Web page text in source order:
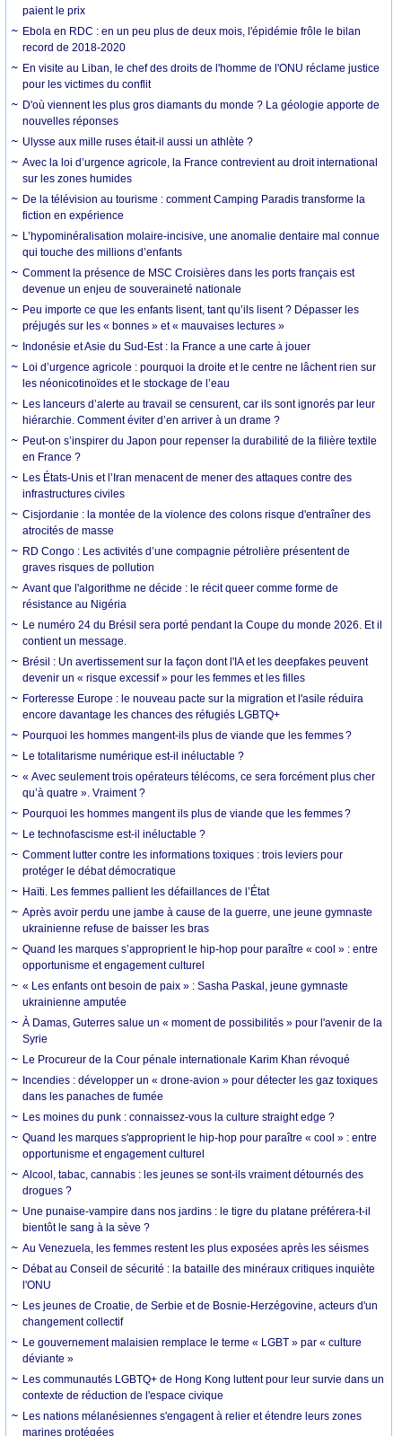
paient le prix
Ebola en RDC : en un peu plus de deux mois, l'épidémie frôle le bilan
record de 2018-2020
En visite au Liban, le chef des droits de l'homme de l'ONU réclame justice
pour les victimes du conflit
D'où viennent les plus gros diamants du monde ? La géologie apporte de
nouvelles réponses
Ulysse aux mille ruses était-il aussi un athlète ?
Avec la loi d’urgence agricole, la France contrevient au droit international
sur les zones humides
De la télévision au tourisme : comment Camping Paradis transforme la
fiction en expérience
L’hypominéralisation molaire-incisive, une anomalie dentaire mal connue
qui touche des millions d’enfants
Comment la présence de MSC Croisières dans les ports français est
devenue un enjeu de souveraineté nationale
Peu importe ce que les enfants lisent, tant qu’ils lisent ? Dépasser les
préjugés sur les « bonnes » et « mauvaises lectures »
Indonésie et Asie du Sud-Est : la France a une carte à jouer
Loi d’urgence agricole : pourquoi la droite et le centre ne lâchent rien sur
les néonicotinoïdes et le stockage de l’eau
Les lanceurs d’alerte au travail se censurent, car ils sont ignorés par leur
hiérarchie. Comment éviter d’en arriver à un drame ?
Peut-on s’inspirer du Japon pour repenser la durabilité de la filière textile
en France ?
Les États-Unis et l’Iran menacent de mener des attaques contre des
infrastructures civiles
Cisjordanie : la montée de la violence des colons risque d'entraîner des
atrocités de masse
RD Congo : Les activités d’une compagnie pétrolière présentent de
graves risques de pollution
Avant que l'algorithme ne décide : le récit queer comme forme de
résistance au Nigéria
Le numéro 24 du Brésil sera porté pendant la Coupe du monde 2026. Et il
contient un message.
Brésil : Un avertissement sur la façon dont l'IA et les deepfakes peuvent
devenir un « risque excessif » pour les femmes et les filles
Forteresse Europe : le nouveau pacte sur la migration et l'asile réduira
encore davantage les chances des réfugiés LGBTQ+
Pourquoi les hommes mangent-ils plus de viande que les femmes ?
Le totalitarisme numérique est-il inéluctable ?
« Avec seulement trois opérateurs télécoms, ce sera forcément plus cher
qu’à quatre ». Vraiment ?
Pourquoi les hommes mangent ils plus de viande que les femmes ?
Le technofascisme est-il inéluctable ?
Comment lutter contre les informations toxiques : trois leviers pour
protéger le débat démocratique
Haïti. Les femmes pallient les défaillances de l’État
Après avoir perdu une jambe à cause de la guerre, une jeune gymnaste
ukrainienne refuse de baisser les bras
Quand les marques s’approprient le hip-hop pour paraître « cool » : entre
opportunisme et engagement culturel
« Les enfants ont besoin de paix » : Sasha Paskal, jeune gymnaste
ukrainienne amputée
À Damas, Guterres salue un « moment de possibilités » pour l'avenir de la
Syrie
Le Procureur de la Cour pénale internationale Karim Khan révoqué
Incendies : développer un « drone-avion » pour détecter les gaz toxiques
dans les panaches de fumée
Les moines du punk : connaissez-vous la culture straight edge ?
Quand les marques s'approprient le hip-hop pour paraître « cool » : entre
opportunisme et engagement culturel
Alcool, tabac, cannabis : les jeunes se sont-ils vraiment détournés des
drogues ?
Une punaise-vampire dans nos jardins : le tigre du platane préférera-t-il
bientôt le sang à la sève ?
Au Venezuela, les femmes restent les plus exposées après les séismes
Débat au Conseil de sécurité : la bataille des minéraux critiques inquiète
l'ONU
Les jeunes de Croatie, de Serbie et de Bosnie-Herzégovine, acteurs d'un
changement collectif
Le gouvernement malaisien remplace le terme « LGBT » par « culture
déviante »
Les communautés LGBTQ+ de Hong Kong luttent pour leur survie dans un
contexte de réduction de l'espace civique
Les nations mélanésiennes s'engagent à relier et étendre leurs zones
marines protégées